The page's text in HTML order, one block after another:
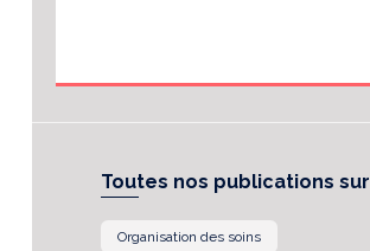
Toutes nos publications sur
Organisation des soins